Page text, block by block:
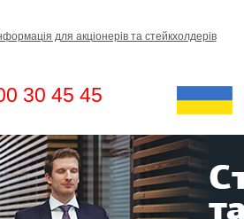
для акціонерів та стейкхолдерів
30 45 45